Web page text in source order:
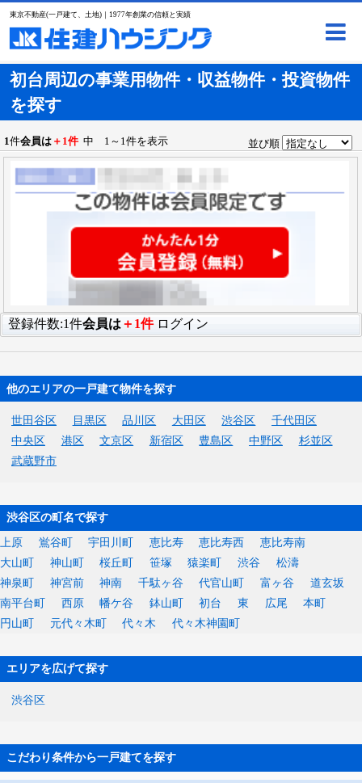
東京不動産(一戸建て、土地)｜1977年創業の信頼と実績
初台周辺の事業用物件・収益物件・投資物件
を探す
1件会員は ＋1件 中 1～1件を表示 並び順
登録件数:1件会員は ＋1件 ログイン
他のエリアの一戸建て物件を探す
世田谷区 目黒区 品川区 大田区 渋谷区
千代田区
中央区
港区 文京区 新宿区 豊島区 中野区
杉並区
武蔵野市
渋谷区の町名で探す
上原 鴬谷町 宇田川町 恵比寿 恵比寿西
恵比寿南
大山町
神山町 桜丘町 笹塚 猿楽町 渋谷
松濤
神泉町
神宮前 神南 千駄ヶ谷 代官山町 富ヶ谷
道玄坂
南平台町
西原 幡ケ谷 鉢山町 初台 東 広尾
本町
円山町
元代々木町 代々木 代々木神園町
エリアを広げて探す
渋谷区
こだわり条件から一戸建てを探す